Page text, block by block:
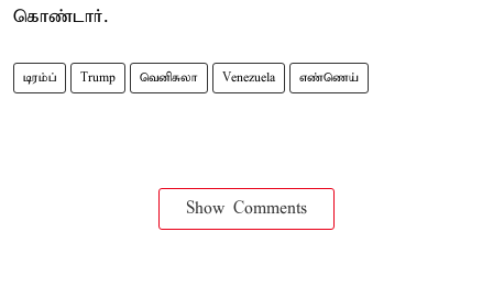
கொண்டார்.
டிரம்ப் Trump வெனிசுலா Venezuela எண்ணெய்
Show Comments